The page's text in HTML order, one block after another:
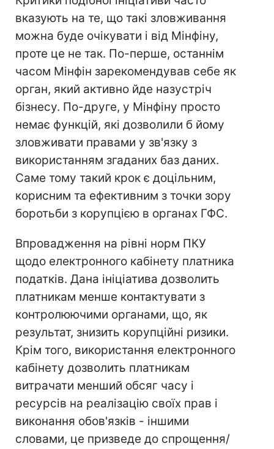
вказують на те, що такі зловживання
можна буде очікувати і від Мінфіну,
проте це не так. По-перше, останнім
часом Мінфін зарекомендував себе як
орган, який активно йде назустріч
бізнесу. По-друге, у Мінфіну просто
немає функцій, які дозволили б йому
зловживати правами у зв'язку з
використанням згаданих баз даних.
Саме тому такий крок є доцільним,
корисним та ефективним з точки зору
боротьби з корупцією в органах ГФС.
Впровадження на рівні норм ПКУ
щодо електронного кабінету платника
податків. Дана ініціатива дозволить
платникам менше контактувати з
контролюючими органами, що, як
результат, знизить корупційні ризики.
Крім того, використання електронного
кабінету дозволить платникам
витрачати менший обсяг часу і
ресурсів на реалізацію своїх прав і
виконання обов'язків - іншими
словами, це призведе до спрощення/